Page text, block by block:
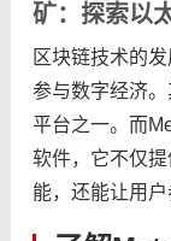
矿：探索以
区块链技术的
参与数字经济
平台之一。而
软件，它不仅
能，还能让用户